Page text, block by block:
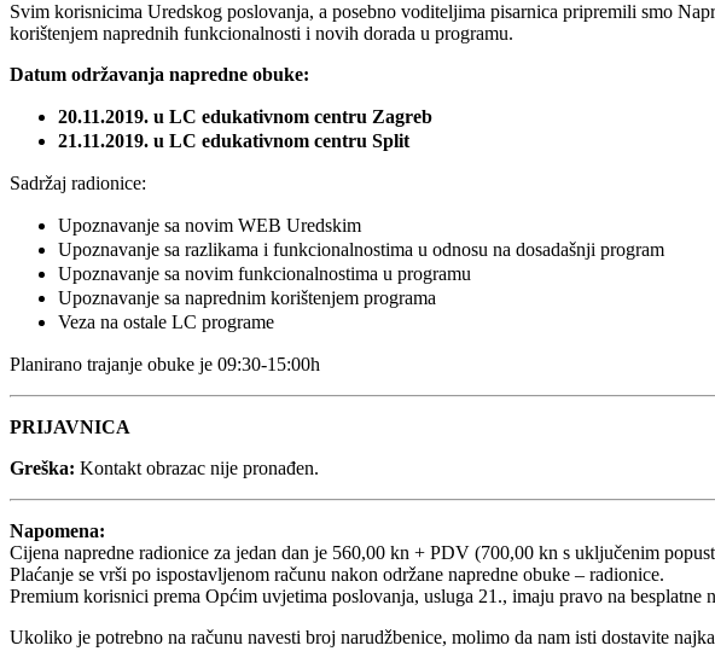
Svim korisnicima Uredskog poslovanja, a posebno voditeljima pisarnica pripremili smo
korištenjem naprednih funkcionalnosti i novih dorada u programu.
Datum održavanja napredne obuke:
20.11.2019. u LC edukativnom centru Zagreb
21.11.2019. u LC edukativnom centru Split
Sadržaj radionice:
Upoznavanje sa novim WEB Uredskim
Upoznavanje sa razlikama i funkcionalnostima u odnosu na dosadašnji program
Upoznavanje sa novim funkcionalnostima u programu
Upoznavanje sa naprednim korištenjem programa
Veza na ostale LC programe
Planirano trajanje obuke je 09:30-15:00h
PRIJAVNICA
Greška: Kontakt obrazac nije pronađen.
Napomena:
Cijena napredne radionice za jedan dan je 560,00 kn + PDV (700,00 kn s uključenim
Plaćanje se vrši po ispostavljenom računu nakon održane napredne obuke – radionice.
Premium korisnici prema Općim uvjetima poslovanja, usluga 21., imaju pravo na besplatne
Ukoliko je potrebno na računu navesti broj narudžbenice, molimo da nam isti dostavite